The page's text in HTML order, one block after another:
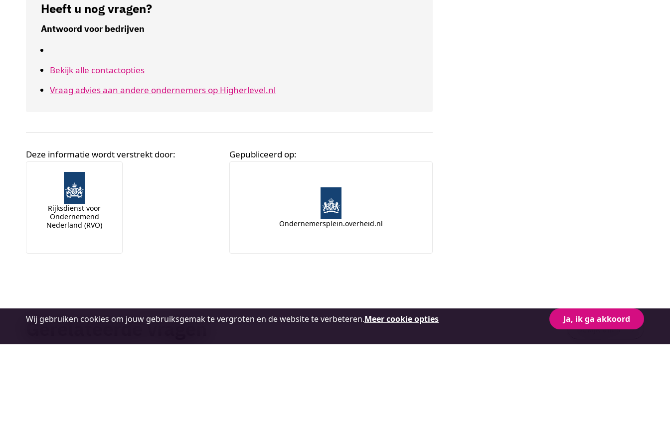
Cookie
meldingWij gebruiken cookies om jouw gebruiksgemak te vergroten en de website te verbeteren.Meer cookie opties Ja, ik ga akkoord
Heeft u nog vragen?
Antwoord voor bedrijven
Bekijk alle contactopties
Vraag advies aan andere ondernemers op Higherlevel.nl
Broninformatie
Deze informatie wordt verstrekt door:
Rijksdienst voor
Ondernemend
Nederland (RVO)
Gepubliceerd op:
Ondernemersplein.overheid.nl
Gerelateerde vragen Bekijk alles